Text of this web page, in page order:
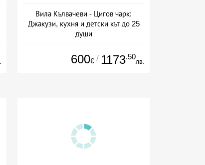
Вила Кълвачеви - Цигов чарк:
Джакузи, кухня и детски кът до 25
души
600€ / 1173.50
лв.